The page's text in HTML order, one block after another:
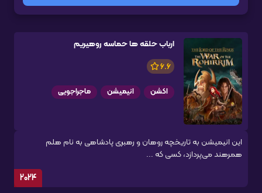
ارباب حلقه ها حماسه روهیریم
6.6
اکشن انیمیشن ماجراجویی
این انیمیشن به تاریخچه روهان و رهبری پادشاهی به نام هلم
همرهند می‌پردازد، کسی که ...
2024